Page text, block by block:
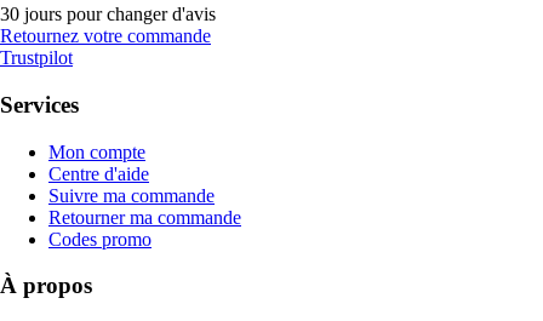
30 jours pour changer d'avis
Retournez votre commande
Trustpilot
Services
Mon compte
Centre d'aide
Suivre ma commande
Retourner ma commande
Codes promo
À propos